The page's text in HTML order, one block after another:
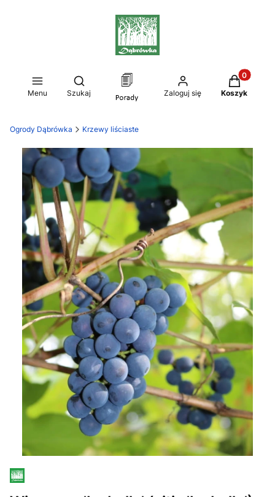
Menu
Otwórz wyszukiwarkę
Szukaj Zaloguj się
Produkty
Koszyk
Ogrody Dąbrówka Krzewy liściaste